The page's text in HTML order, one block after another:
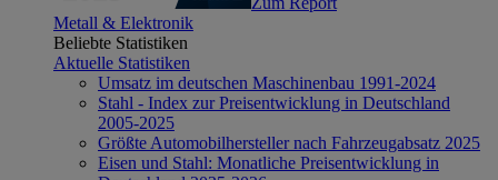
Metall & Elektronik
Beliebte Statistiken
Aktuelle Statistiken
Umsatz im deutschen Maschinenbau 1991-2024
Stahl - Index zur Preisentwicklung in Deutschland
2005-2025
Größte Automobilhersteller nach Fahrzeugabsatz 2025
Eisen und Stahl: Monatliche Preisentwicklung in